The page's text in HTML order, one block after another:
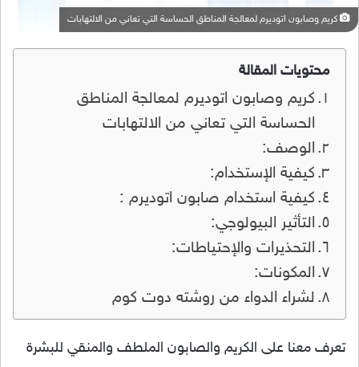
كريم وصابون اتوديرم لمعالجة المناطق الحساسة التي تعاني من الالتهابات
محتويات المقالة
كريم وصابون اتوديرم لمعالجة المناطق
الحساسة التي تعاني من الالتهابات
الوصف:
كيفية الإستخدام:
كيفية استخدام صابون اتوديرم :
التأثير البيولوجي:
التحذيرات والإحتياطات:
المكونات:
لشراء الدواء من روشته دوت كوم
تعرف معنا على الكريم والصابون الملطف والمنقي للبشرة